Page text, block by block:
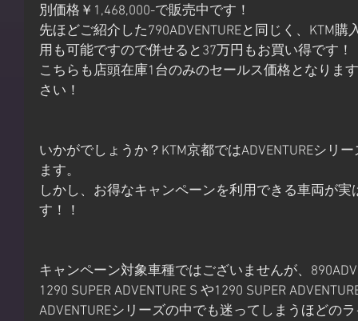
別価格￥1,468,000-で販売中です！
先ほどご紹介した790ADVENTUREと同じく、KTM
用も可能ですので併せると37万円もお買い得です！
こちらも店頭在庫1台のみのセールス価格となりま
さい！
いかがでしょうか？KTM京都ではADVENTUREシリ
ます。
しかし、お得なキャンペーンを利用できる車両が
す！！
キャンペーン対象車種ではございませんが、
1290 SUPER ADVENTURE S や1290 SUPER
ADVENTUREシリーズの中でも迷ってしまうほどの